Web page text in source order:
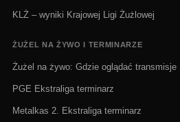
KLŻ – wyniki Krajowej Ligi Żużlowej
ŻUŻEL NA ŻYWO I TERMINARZE
Żużel na żywo: Gdzie oglądać transmisje
PGE Ekstraliga terminarz
Metalkas 2. Ekstraliga terminarz